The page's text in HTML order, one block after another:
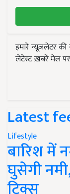
हमारे न्यूज़लेटर
लेटेस्ट ख़बरें मेल
Latest
Lifestyle
बारिश में
घुसेगी